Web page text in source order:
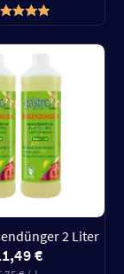
2 Liter
€